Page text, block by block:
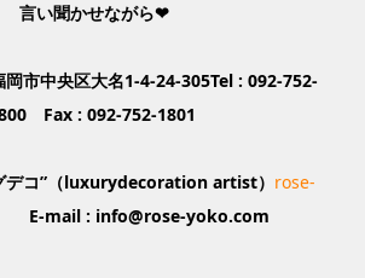
言い聞かせながら❤
市中央区大名1-4-24-305Tel : 092-752-
Fax : 092-752-1801
デコ”（luxurydecoration artist） rose-
E-mail : info@rose-yoko.com